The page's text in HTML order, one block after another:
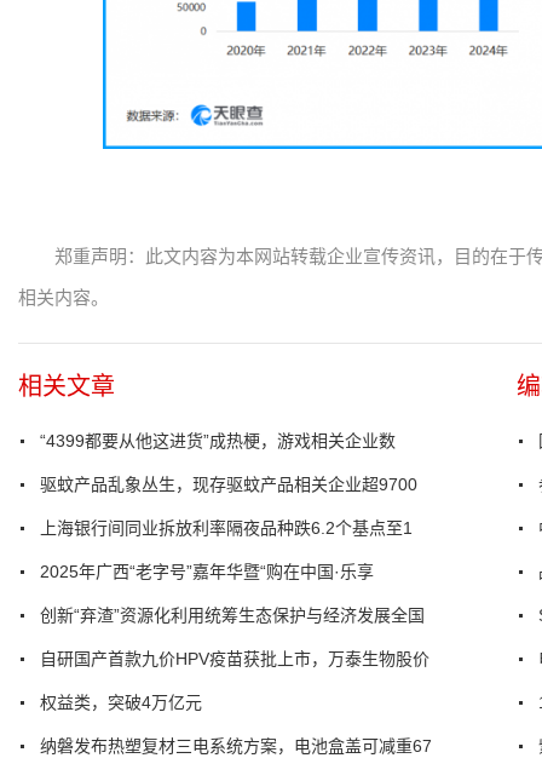
郑重声明：此文内容为本网站转载企业宣传资讯，目的在于
相关内容。
相关文章
“4399都要从他这进货”成热梗，游戏相关企业数
驱蚊产品乱象丛生，现存驱蚊产品相关企业超9700
上海银行间同业拆放利率隔夜品种跌6.2个基点至1
2025年广西“老字号”嘉年华暨“购在中国·乐享
创新“弃渣”资源化利用统筹生态保护与经济发展全国
自研国产首款九价HPV疫苗获批上市，万泰生物股价
权益类，突破4万亿元
纳磐发布热塑复材三电系统方案，电池盒盖可减重67